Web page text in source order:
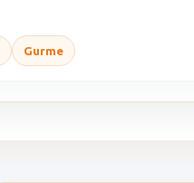
Gurme